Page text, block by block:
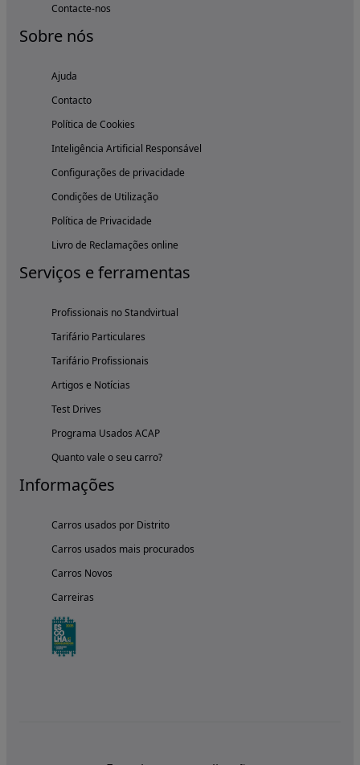
Contacte-nos
Sobre nós
Ajuda
Contacto
Política de Cookies
Inteligência Artificial Responsável
Configurações de privacidade
Condições de Utilização
Política de Privacidade
Livro de Reclamações online
Serviços e ferramentas
Profissionais no Standvirtual
Tarifário Particulares
Tarifário Profissionais
Artigos e Notícias
Test Drives
Programa Usados ACAP
Quanto vale o seu carro?
Informações
Carros usados por Distrito
Carros usados mais procurados
Carros Novos
Carreiras